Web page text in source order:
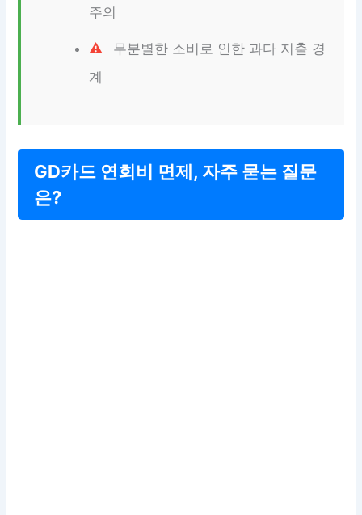
주의
무분별한 소비로 인한 과다 지출 경
계
GD카드 연회비 면제, 자주 묻는 질문
은?